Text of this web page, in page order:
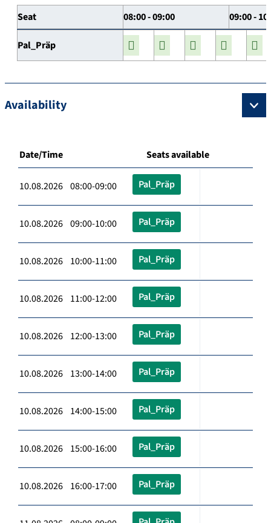
Seat 08:00 - 09:00 09:00 -
Pal_Präp
Availability
Date/Time Seats available
10.08.2026 08:00-09:00 Pal_Präp
10.08.2026 09:00-10:00 Pal_Präp
10.08.2026 10:00-11:00 Pal_Präp
10.08.2026 11:00-12:00 Pal_Präp
10.08.2026 12:00-13:00 Pal_Präp
10.08.2026 13:00-14:00 Pal_Präp
10.08.2026 14:00-15:00 Pal_Präp
10.08.2026 15:00-16:00 Pal_Präp
10.08.2026 16:00-17:00 Pal_Präp